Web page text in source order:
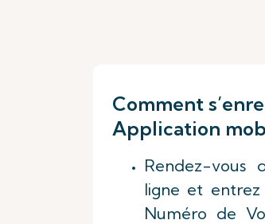
Comment
Application
Rendez-vous
ligne et entrez
Numéro de